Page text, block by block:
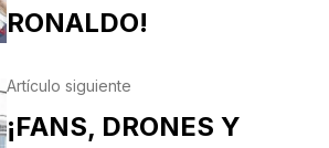
RONALDO!
Artículo siguiente
¡FANS, DRONES Y